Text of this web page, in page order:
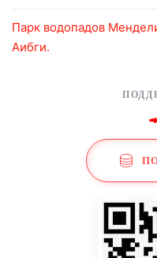
Парк водопадов
Аибги.